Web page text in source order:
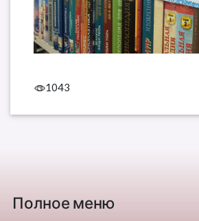
1043
Полное меню